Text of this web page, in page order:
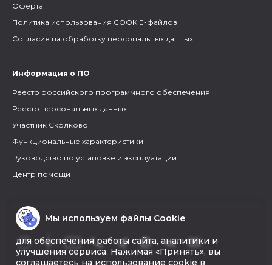
Оферта
Политика использования COOKIE-файлов
Согласие на обработку персональных данных
Информация о ПО
Реестр российского программного обеспечения
Реестр персональных данных
Участник Сколково
Функциональные характеристики
Руководство по установке и эксплуатации
Центр помощи
Мы используем файлы Cookie
для обеспечения работы сайта, аналитики и
улучшения сервиса. Нажимая «Принять», вы
соглашаетесь на использование cookie в